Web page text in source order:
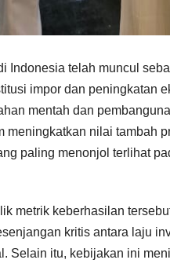
Indonesia telah muncul
impor dan peningkatan
mentah dan
nilai tambah
paling menonjol terlihat
metrik keberhasilan
kritis antara laju
Selain itu, kebijakan ini